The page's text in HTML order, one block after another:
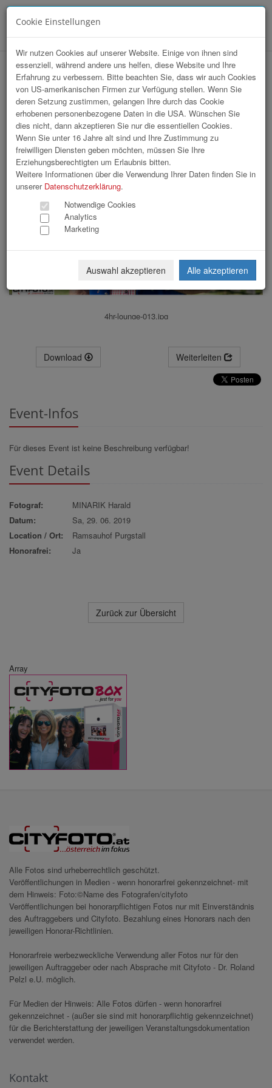
hr-lounge Sommerfest Ramsauhof
Purgstall
4hr-lounge-013.jpg
Download Weiterleiten
Event-Infos
Für dieses Event ist keine Beschreibung verfügbar!
Event Details
Fotograf:
MINARIK Harald
Datum:
Sa, 29. 06. 2019
Location / Ort:
Ramsauhof Purgstall
Honorafrei:
Ja
Zurück zur Übersicht
Array
Alle Fotos sind urheberrechtlich geschützt.
Veröffentlichungen in Medien - wenn honorarfrei gekennzeichnet- mit
dem Hinweis: Foto:©Name des Fotografen/cityfoto
Veröffentlichungen bei honorarpflichtigen Fotos nur mit Einverständnis
des Auftraggebers und Cityfoto. Bezahlung eines Honorars nach den
jeweiligen Honorar-Richtlinien.
Honorarfreie werbezweckliche Verwendung aller Fotos nur für den
jeweiligen Auftraggeber oder nach Absprache mit Cityfoto - Dr. Roland
Pelzl e.U. möglich.
Für Medien der Hinweis: Alle Fotos dürfen - wenn honorarfrei
gekennzeichnet - (außer sie sind mit honorarpflichtig gekennzeichnet)
für die Berichterstattung der jeweiligen Veranstaltungsdokumentation
verwendet werden.
Kontakt
Cookie Einstellungen
Wir nutzen Cookies auf unserer Website. Einige von ihnen sind
essenziell, während andere uns helfen, diese Website und Ihre
Erfahrung zu verbessern. Bitte beachten Sie, dass wir auch Cookies
von US-amerikanischen Firmen zur Verfügung stellen. Wenn Sie
deren Setzung zustimmen, gelangen Ihre durch das Cookie
erhobenen personenbezogene Daten in die USA. Wünschen Sie
dies nicht, dann akzeptieren Sie nur die essentiellen Cookies.
Wenn Sie unter 16 Jahre alt sind und Ihre Zustimmung zu
freiwilligen Diensten geben möchten, müssen Sie Ihre
Erziehungsberechtigten um Erlaubnis bitten.
Weitere Informationen über die Verwendung Ihrer Daten finden Sie in
unserer Datenschutzerklärung.
Notwendige Cookies
Analytics
Marketing
Auswahl akzeptieren Alle akzeptieren